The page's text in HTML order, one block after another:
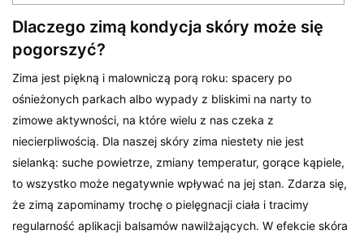
Dlaczego zimą kondycja skóry może się
pogorszyć?
Zima jest piękną i malowniczą porą roku: spacery po
ośnieżonych parkach albo wypady z bliskimi na narty to
zimowe aktywności, na które wielu z nas czeka z
niecierpliwością. Dla naszej skóry zima niestety nie jest
sielanką: suche powietrze, zmiany temperatur, gorące kąpiele,
to wszystko może negatywnie wpływać na jej stan. Zdarza się,
że zimą zapominamy trochę o pielęgnacji ciała i tracimy
regularność aplikacji balsamów nawilżających. W efekcie skóra